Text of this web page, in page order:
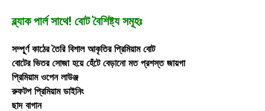
ব্ল্যাক পার্ল সাথে! বোট বৈশিষ্ট্য সমূহঃ
সম্পূ্র্ণ কাঠের তৈরি বিশাল আকৃতির প্রিমিয়াম বোট
বোটের ভিতর সোজা হয়ে হেঁটে বেড়ানো মত প্রশস্ত জায়গা
প্রিমিয়াম ওপেন লাউঞ্জ
রুফটপ প্রিমিয়াম ডাইনিং
ছাদ বাগান